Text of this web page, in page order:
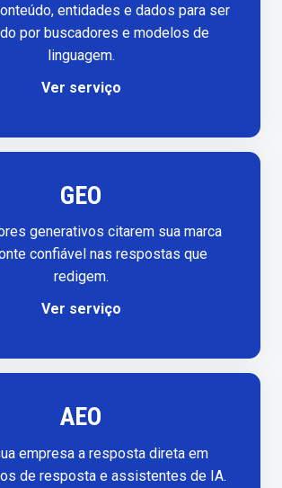
entidades e dados para ser
por buscadores e modelos de
linguagem.
Ver serviço
GEO
generativos citarem sua marca
confiável nas respostas que
redigem.
Ver serviço
AEO
empresa a resposta direta em
de resposta e assistentes de IA.